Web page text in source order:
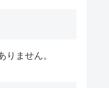
りません。